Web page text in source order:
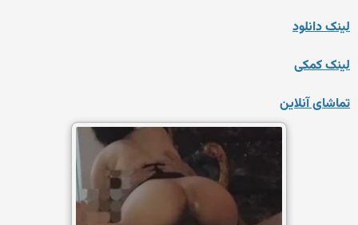
لینک دانلود
لینک کمکی
تماشای آنلاین